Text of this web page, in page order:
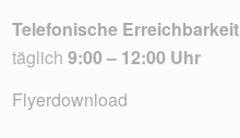
Telefonische Erreichbarkeit
täglich 9:00 – 12:00 Uhr
Flyerdownload